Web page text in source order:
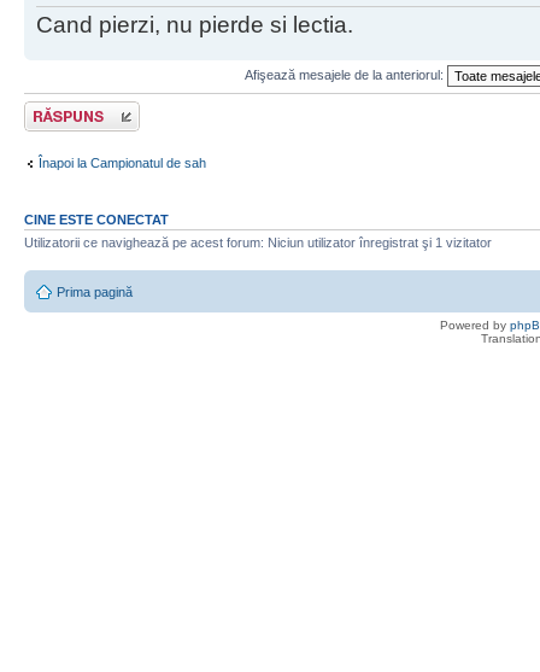
Cand pierzi, nu pierde si lectia.
Afişează mesajele de la anteriorul:
Scrie un răspuns
Înapoi la Campionatul de sah
CINE ESTE CONECTAT
Utilizatorii ce navighează pe acest forum: Niciun utilizator înregistrat şi 1 vizitator
Prima pagină
Powered by